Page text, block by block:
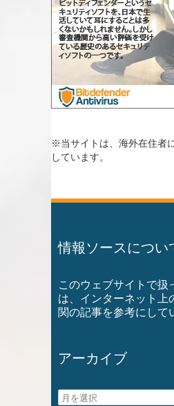
※当サイトは、海外在住者
しています。
情報ソースについ
このウェブサイトで扱
は、インターネット上
関の記事を参考にして
アーカイブ
ア